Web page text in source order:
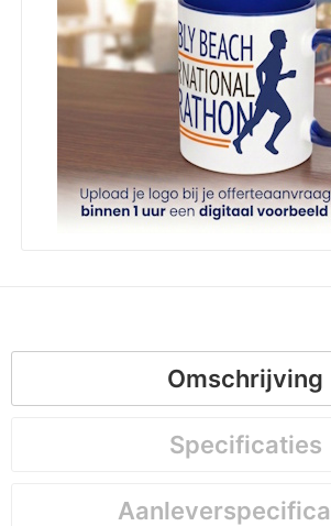
Omschrijving
Specificaties